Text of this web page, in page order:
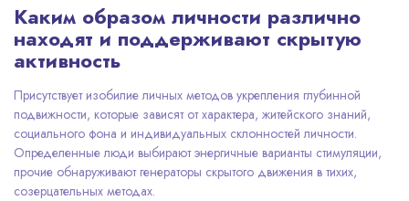
Каким образом личности различно
находят и поддерживают скрытую
активность
Присутствует изобилие личных методов укрепления глубинной
подвижности, которые зависят от характера, житейского знаний,
социального фона и индивидуальных склонностей личности.
Определенные люди выбирают энергичные варианты стимуляции,
прочие обнаруживают генераторы скрытого движения в тихих,
созерцательных методах.